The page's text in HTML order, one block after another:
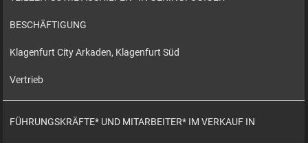
BESCHÄFTIGUNG
Klagenfurt City Arkaden, Klagenfurt Süd
Vertrieb
FÜHRUNGSKRÄFTE* UND MITARBEITER* IM VERKAUF IN